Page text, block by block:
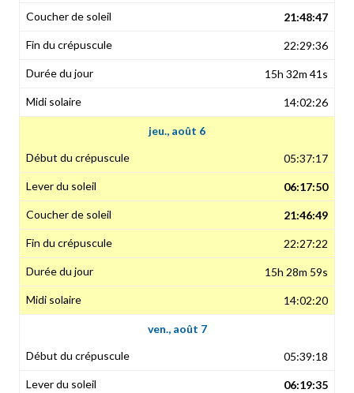
21:48:47
22:29:36
15h 32m 41s
14:02:26
jeu., août 6
05:37:17
06:17:50
21:46:49
22:27:22
15h 28m 59s
14:02:20
ven., août 7
05:39:18
06:19:35